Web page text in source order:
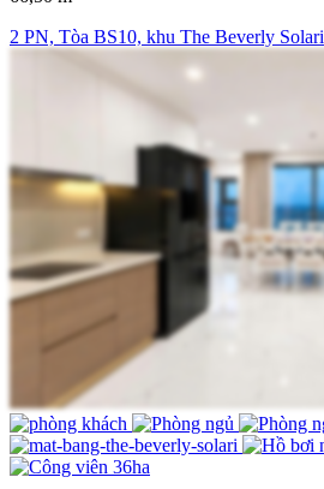
2 PN, Tòa BS10, khu The Beverly Solari